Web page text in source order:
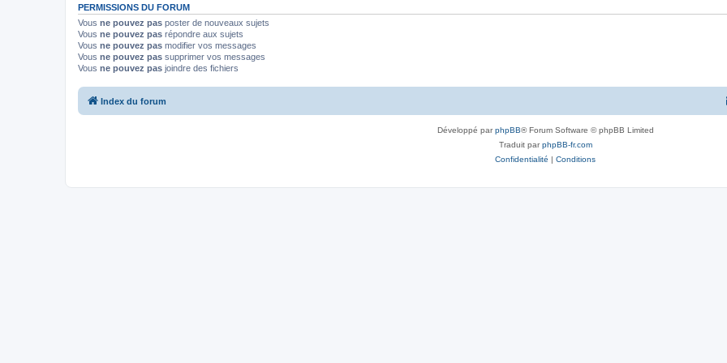
s
PERMISSIONS DU FORUM
Vous ne pouvez pas poster de nouveaux sujets
Vous ne pouvez pas répondre aux sujets
Vous ne pouvez pas modifier vos messages
Vous ne pouvez pas supprimer vos messages
Vous ne pouvez pas joindre des fichiers
Index du forum
Développé parphpBB® Forum Software © phpBB Limited
Traduit parphpBB-fr.com
Confidentialité | Conditions